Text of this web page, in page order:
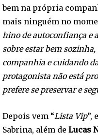
bem na própria
mais ninguém no
hino de autoconfiança e
sobre estar bem
companhia e cuidando
protagonista não está
prefere se preservar e
Depois vem “Lista Vip”,
Sabrina, além de Lucas